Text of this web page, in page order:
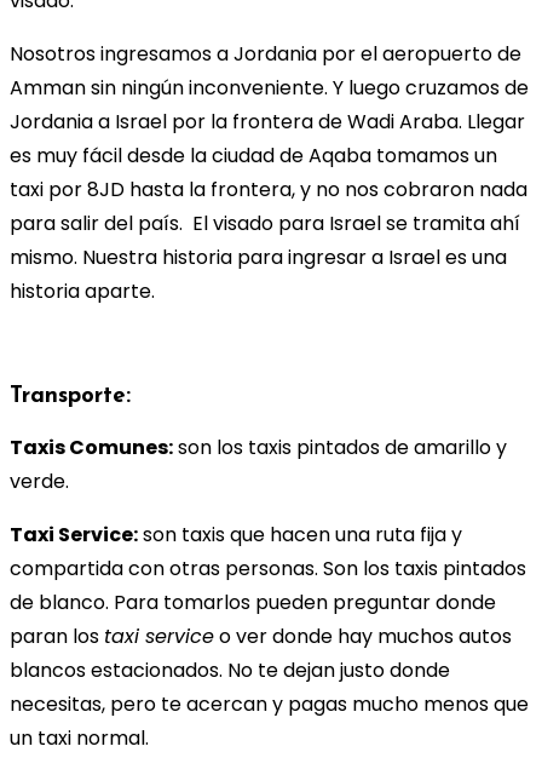
Nosotros ingresamos a Jordania por el aeropuerto de
Amman sin ningún inconveniente. Y luego cruzamos de
Jordania a Israel por la frontera de Wadi Araba. Llegar
es muy fácil desde la ciudad de Aqaba tomamos un
taxi por 8JD hasta la frontera, y no nos cobraron nada
para salir del país. El visado para Israel se tramita ahí
mismo. Nuestra historia para ingresar a Israel es una
historia aparte.
Transporte:
Taxis Comunes:son los taxis pintados de amarillo y
verde.
Taxi Service:son taxis que hacen una ruta fija y
compartida con otras personas. Son los taxis pintados
de blanco. Para tomarlos pueden preguntar donde
paran los taxi serviceo ver donde hay muchos autos
blancos estacionados. No te dejan justo donde
necesitas, pero te acercan y pagas mucho menos que
un taxi normal.